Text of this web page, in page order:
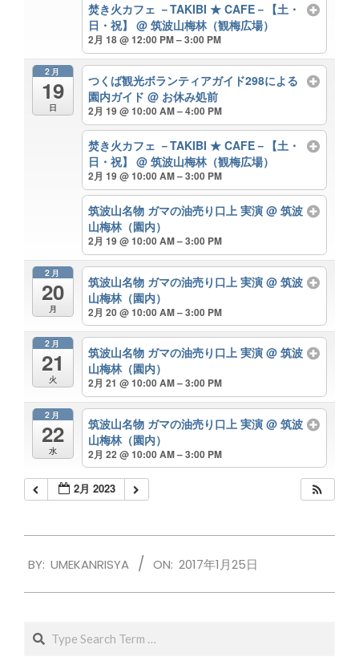
焚き火カフェ －TAKIBI ★ CAFE－【土・
日・祝】@ 筑波山梅林（観梅広場）
2月 18 @ 12:00 PM – 3:00 PM
2月
19
日
つくば観光ボランティアガイド298による
園内ガイド@ お休み処前
2月 19 @ 10:00 AM – 4:00 PM
焚き火カフェ －TAKIBI ★ CAFE－【土・
日・祝】@ 筑波山梅林（観梅広場）
2月 19 @ 10:00 AM – 3:00 PM
筑波山名物 ガマの油売り口上 実演@ 筑波
山梅林（園内）
2月 19 @ 10:00 AM – 3:00 PM
2月
20
月
筑波山名物 ガマの油売り口上 実演@ 筑波
山梅林（園内）
2月 20 @ 10:00 AM – 3:00 PM
2月
21
火
筑波山名物 ガマの油売り口上 実演@ 筑波
山梅林（園内）
2月 21 @ 10:00 AM – 3:00 PM
2月
22
水
筑波山名物 ガマの油売り口上 実演@ 筑波
山梅林（園内）
2月 22 @ 10:00 AM – 3:00 PM
2月 2023
01-
BY: UMEKANRISYA ON: 2017年1月25日
Search